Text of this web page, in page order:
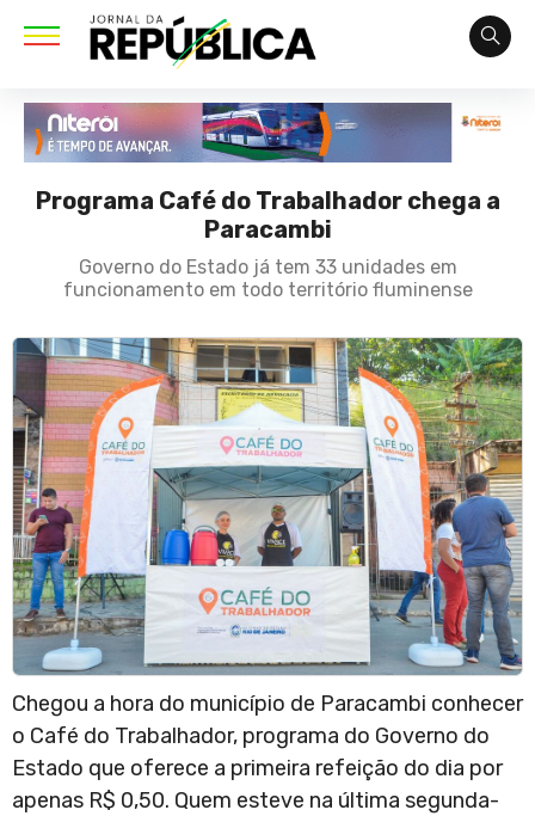
Programa Café do Trabalhador chega a
Paracambi
Governo do Estado já tem 33 unidades em
funcionamento em todo território fluminense
Chegou a hora do município de Paracambi conhecer
o Café do Trabalhador, programa do Governo do
Estado que oferece a primeira refeição do dia por
apenas R$ 0,50. Quem esteve na última segunda-